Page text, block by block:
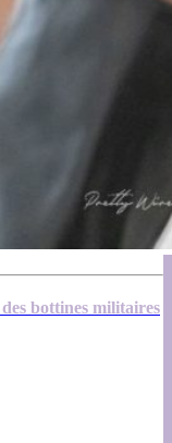
bottines militaires